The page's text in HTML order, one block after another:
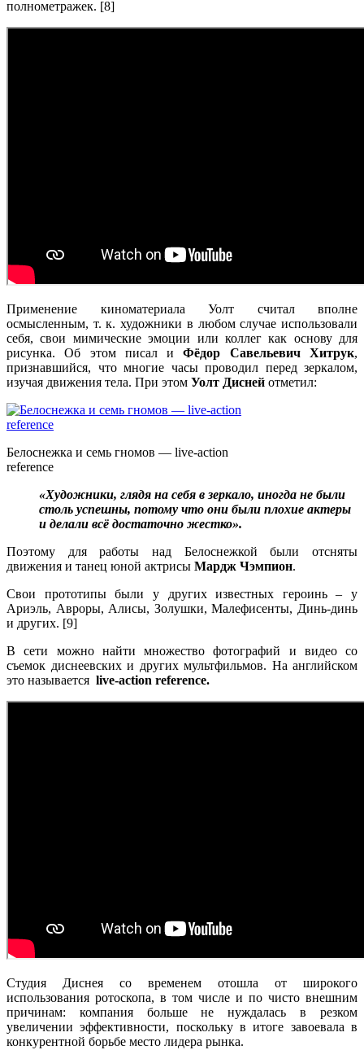
полнометражек. [8]
Применение киноматериала Уолт считал вполне
осмысленным, т. к. художники в любом случае использовали
себя, свои мимические эмоции или коллег как основу для
рисунка. Об этом писал иФёдор Савельевич Хитрук,
признавшийся, что многие часы проводил перед зеркалом,
изучая движения тела. При этом Уолт Дисней отметил:
Белоснежка и семь гномов — live-action
reference
«Художники, глядя на себя в зеркало, иногда не были
столь успешны, потому что они были плохие актеры
и делали всё достаточно жестко».
Поэтому для работы над Белоснежкой были отсняты
движения и танец юной актрисы Мардж Чэмпион.
Свои прототипы были у других известных героинь – у
Ариэль, Авроры, Алисы, Золушки, Малефисенты, Динь-динь
и других. [9]
В сети можно найти множество фотографий и видео со
съемок диснеевских и других мультфильмов. На английском
это называется live-action reference.
Студия Диснея со временем отошла от широкого
использования ротоскопа, в том числе и по чисто внешним
причинам: компания больше не нуждалась в резком
увеличении эффективности, поскольку в итоге завоевала в
конкурентной борьбе место лидера рынка.